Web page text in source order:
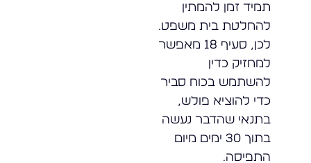
תמיד זמן להמתין
להחלטת בית משפט.
לכן, סעיף 18 מאפשר
למחזיק כדין
להשתמש בכוח סביר
כדי להוציא פולש,
בתנאי שהדבר נעשה
בתוך 30 ימים מיום
התפיסה.